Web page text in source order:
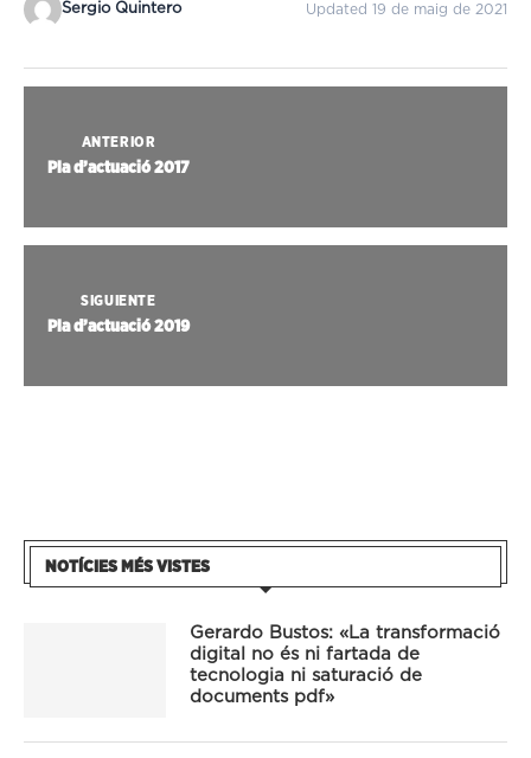
Sergio Quintero Updated 19 de maig de 2021
ANTERIOR
Pla d’actuació 2017
SIGUIENTE
Pla d’actuació 2019
NOTÍCIES MÉS VISTES
Gerardo Bustos: «La transformació
digital no és ni fartada de
tecnologia ni saturació de
documents pdf»